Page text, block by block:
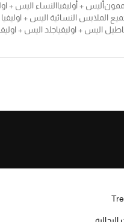
أليس + أوليفياالنساء اليس +
الملابس النسائية اليس + اوليفيا
اليس + اوليفياجلد اليس +